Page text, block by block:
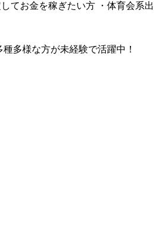
てお金を稼ぎたい方 ・体育会
多様な方が未経験で活躍中！